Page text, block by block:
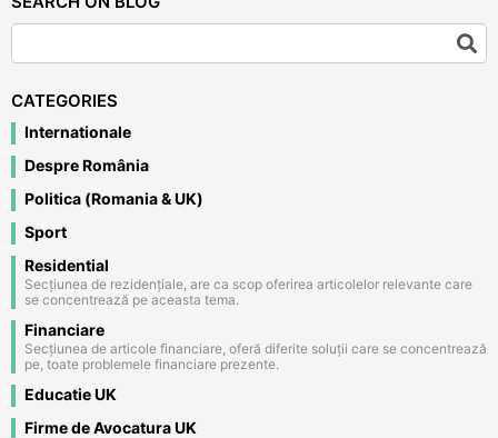
CATEGORIES
Internationale
Despre România
Politica (Romania & UK)
Sport
Residential
Secțiunea de rezidențiale, are ca scop oferirea articolelor relevante care
se concentrează pe aceasta tema.
Financiare
Secțiunea de articole financiare, oferă diferite soluții care se concentrează
pe, toate problemele financiare prezente.
Educatie UK
Firme de Avocatura UK